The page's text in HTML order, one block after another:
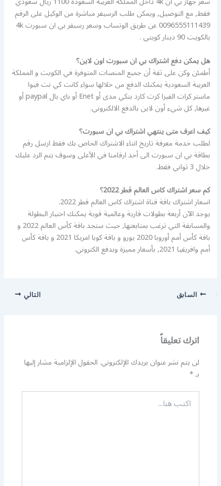
فقط, مع التوصيل, ويمكن طلب الرسيفر مباشرة من الوكيل على الرقم
0096555111439 عن طريق الوتساب وسعر رسيفر بي ان سبورت 4k
بالكويت 90 دينار كويتي .
هل يمكن دفع اشتراك بي ان سبورت اون لاين؟
أطمئن وكن على ثقة أن جميع المنصات المتوفرة في الكويت و المملكة
العربية السعودية يمكنك الدفع من خلالها سواء كانت كي نت فيوا
ماستر كرات الفيزا كرت كارد بنكي مدى أو Enet أو باي بال paypal أو
غيرها, كل شيء أون لاين بالدفع الالكتروني.
كيف اعرف متى ينتهي اشتراك بي ان سبورت؟
لطلب خدمة معرفة تاريخ انتاء الاشتراك الخاص بك فقط ارسل رقم
بطاقة بي ان سبورت الى أحد ارقامنا في الأعلى وسوف يتم الرد عليك
خلال 3 ثواني فقط.
كم سعر اشتراك كاس العالم قطر 2022؟
اسعار اشتراك باقة قناة اشتراك كاس العالم قطر 2022.
يوجد الآن أربعة بطولات قارية وعالمية قوية يمكنك اختيار البطولة
والمسابقة التي ترغب بمتابعتها, حيث ستجد باقة كأس العالم 2022 و
باقة كأس أمم أوروبا 2020 يورو و باقة كوبا امريكا 2021 و باقة كأس
أمم وافريقيا 2021, بأسعار مميزة وبدفع الكتروني.
السابق التالي
اترك تعليقاً
لن يتم نشر عنوان بريدك الإلكتروني.الحقول الإلزامية مشار إليها
بـ*
اكتب
هنا...